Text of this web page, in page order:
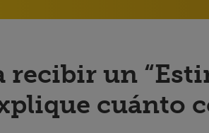
a
recibir un
cuánto